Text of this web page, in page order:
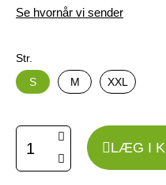
Se hvornår vi sender
Str.
S
M XXL
LÆG I